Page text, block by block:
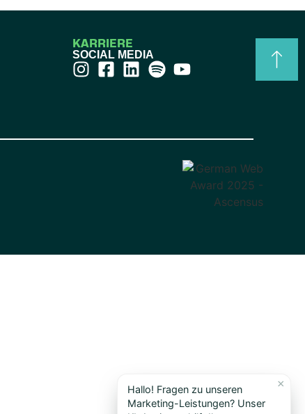
KARRIERE
SOCIAL MEDIA